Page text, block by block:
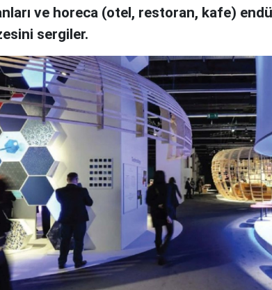
ve horeca (otel, restoran, kafe)
sergiler.